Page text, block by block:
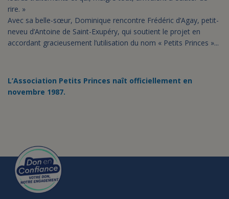
rire. »
Avec sa belle-sœur, Dominique rencontre Frédéric d’Agay, petit-
neveu d’Antoine de Saint-Exupéry, qui soutient le projet en
accordant gracieusement l’utilisation du nom « Petits Princes »...
L’Association Petits Princes naît officiellement en
novembre 1987.